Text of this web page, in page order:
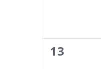
0
13